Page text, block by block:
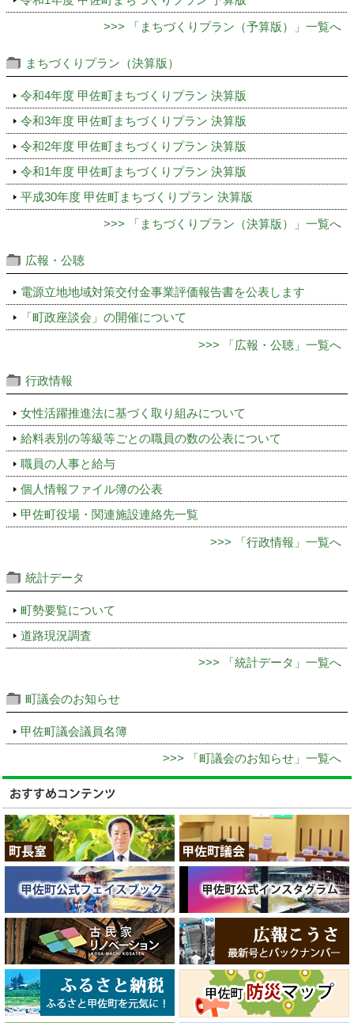
>>> 「まちづくりプラン（予算版）」一覧へ
まちづくりプラン（決算版）
令和4年度 甲佐町まちづくりプラン 決算版
令和3年度 甲佐町まちづくりプラン 決算版
令和2年度 甲佐町まちづくりプラン 決算版
令和1年度 甲佐町まちづくりプラン 決算版
平成30年度 甲佐町まちづくりプラン 決算版
>>> 「まちづくりプラン（決算版）」一覧へ
広報・公聴
電源立地地域対策交付金事業評価報告書を公表します
「町政座談会」の開催について
>>> 「広報・公聴」一覧へ
行政情報
女性活躍推進法に基づく取り組みについて
給料表別の等級等ごとの職員の数の公表について
職員の人事と給与
個人情報ファイル簿の公表
甲佐町役場・関連施設連絡先一覧
>>> 「行政情報」一覧へ
統計データ
町勢要覧について
道路現況調査
>>> 「統計データ」一覧へ
町議会のお知らせ
甲佐町議会議員名簿
>>> 「町議会のお知らせ」一覧へ